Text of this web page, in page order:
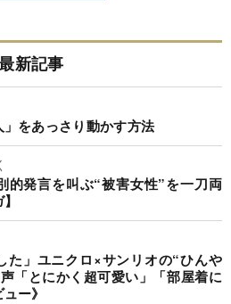
新記事
をあっさり動かす方法
的発言を叫ぶ“被害女性”を一刀両
た」ユニクロ×サンリオの“ひんや
「とにかく超可愛い」「部屋着に
ー》